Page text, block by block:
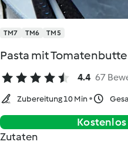
TM7 TM6 TM5
Pasta mit
4.4 67
Zubereitung 10 Min
Zutaten